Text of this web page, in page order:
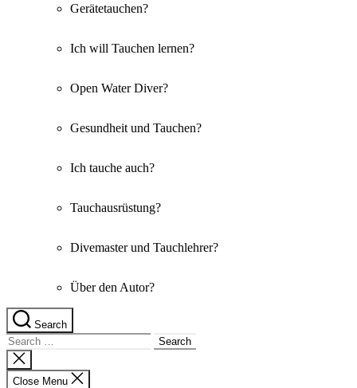
Gerätetauchen?
Ich will Tauchen lernen?
Open Water Diver?
Gesundheit und Tauchen?
Ich tauche auch?
Tauchausrüstung?
Divemaster und Tauchlehrer?
Über den Autor?
Search
Search
for:
Close
search
Close Menu